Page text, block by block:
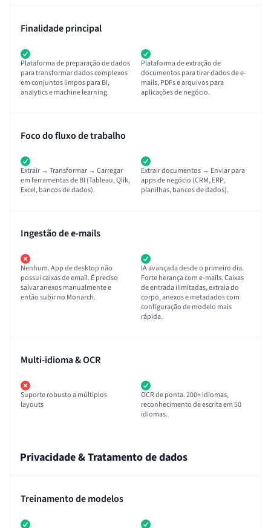
Finalidade principal
Plataforma de preparação de dados
para transformar dados complexos
em conjuntos limpos para BI,
analytics e machine learning.
Plataforma de extração de
documentos para tirar dados de e-
mails, PDFs e arquivos para
aplicações de negócio.
Foco do fluxo de trabalho
Extrair → Transformar → Carregar
em ferramentas de BI (Tableau, Qlik,
Excel, bancos de dados).
Extrair documentos → Enviar para
apps de negócio (CRM, ERP,
planilhas, bancos de dados).
Ingestão de e-mails
Nenhum. App de desktop não
possui caixas de email. É preciso
salvar anexos manualmente e
então subir no Monarch.
IA avançada desde o primeiro dia.
Forte herança com e-mails. Caixas
de entrada ilimitadas, extraia do
corpo, anexos e metadados com
configuração de modelo mais
rápida.
Multi-idioma & OCR
Suporte robusto a múltiplos
layouts
OCR de ponta. 200+ idiomas,
reconhecimento de escrita em 50
idiomas.
Privacidade & Tratamento de dados
Treinamento de modelos